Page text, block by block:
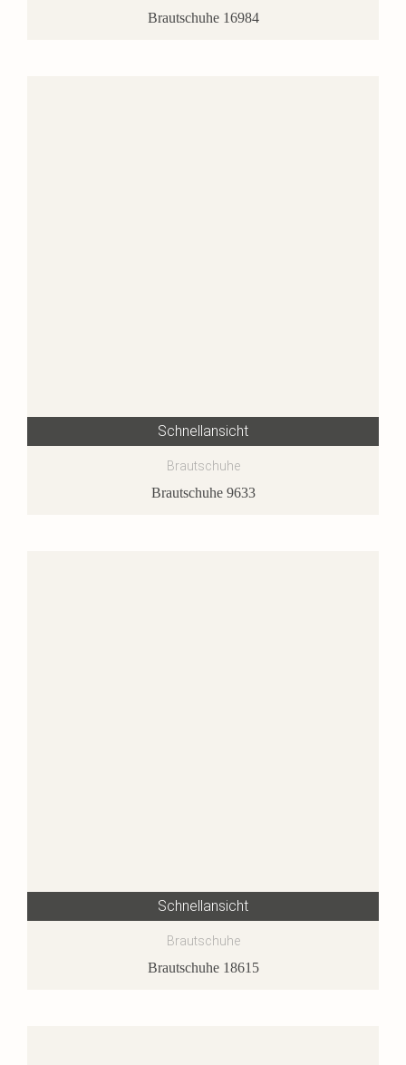
Brautschuhe 16984
Schnellansicht
Brautschuhe
Brautschuhe 9633
Schnellansicht
Brautschuhe
Brautschuhe 18615